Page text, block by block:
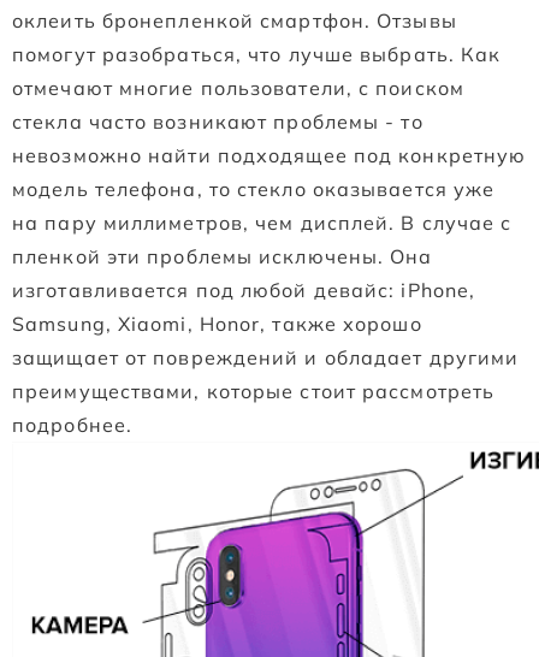
оклеить бронепленкой смартфон. Отзывы
помогут разобраться, что лучше выбрать. Как
отмечают многие пользователи, с поиском
стекла часто возникают проблемы - то
невозможно найти подходящее под конкретную
модель телефона, то стекло оказывается уже
на пару миллиметров, чем дисплей. В случае с
пленкой эти проблемы исключены. Она
изготавливается под любой девайс: iPhone,
Samsung, Xiaomi, Honor, также хорошо
защищает от повреждений и обладает другими
преимуществами, которые стоит рассмотреть
подробнее.